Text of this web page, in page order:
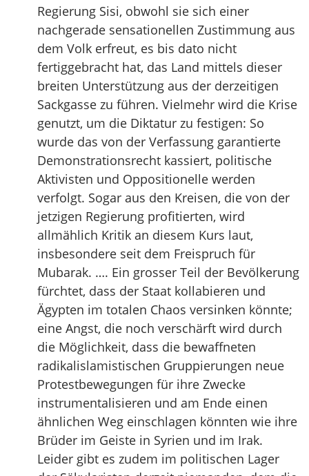
Regierung Sisi, obwohl sie sich einer
nachgerade sensationellen Zustimmung aus
dem Volk erfreut, es bis dato nicht
fertiggebracht hat, das Land mittels dieser
breiten Unterstützung aus der derzeitigen
Sackgasse zu führen. Vielmehr wird die Krise
genutzt, um die Diktatur zu festigen: So
wurde das von der Verfassung garantierte
Demonstrationsrecht kassiert, politische
Aktivisten und Oppositionelle werden
verfolgt. Sogar aus den Kreisen, die von der
jetzigen Regierung profitierten, wird
allmählich Kritik an diesem Kurs laut,
insbesondere seit dem Freispruch für
Mubarak. …. Ein grosser Teil der Bevölkerung
fürchtet, dass der Staat kollabieren und
Ägypten im totalen Chaos versinken könnte;
eine Angst, die noch verschärft wird durch
die Möglichkeit, dass die bewaffneten
radikalislamistischen Gruppierungen neue
Protestbewegungen für ihre Zwecke
instrumentalisieren und am Ende einen
ähnlichen Weg einschlagen könnten wie ihre
Brüder im Geiste in Syrien und im Irak.
Leider gibt es zudem im politischen Lager